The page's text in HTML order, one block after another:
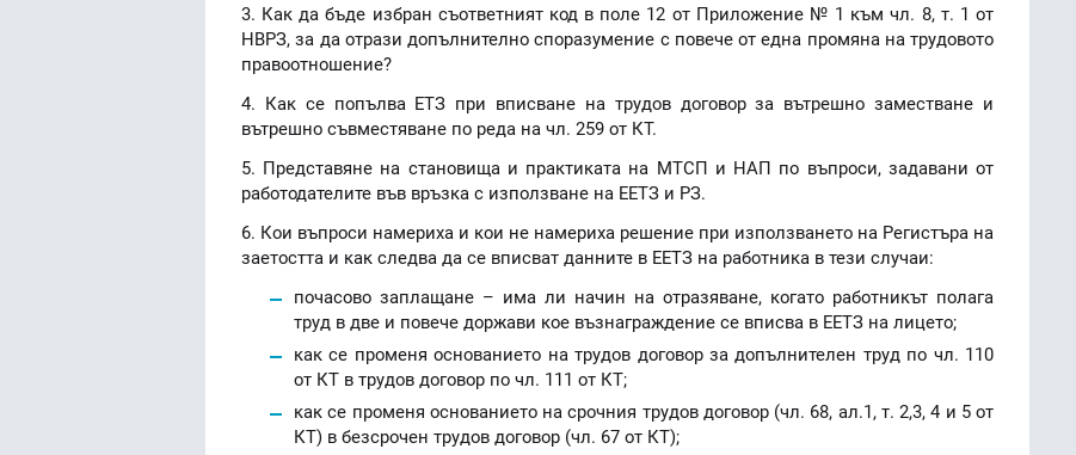
3. Как да бъде избран съответният код в поле 12 от Приложение № 1 към чл. 8, т. 1 от
НВРЗ, за да отрази допълнително споразумение с повече от една промяна на трудовото
правоотношение?
4. Как се попълва ЕТЗ при вписване на трудов договор за вътрешно заместване и
вътрешно съвместяване по реда на чл. 259 от КТ.
5. Представяне на становища и практиката на МТСП и НАП по въпроси, задавани от
работодателите във връзка с използване на ЕЕТЗ и РЗ.
6. Кои въпроси намериха и кои не намериха решение при използването на Регистъра на
заетостта и как следва да се вписват данните в ЕЕТЗ на работника в тези случаи:
почасово заплащане – има ли начин на отразяване, когато работникът полага
труд в две и повече доржави кое възнаграждение се вписва в ЕЕТЗ на лицето;
как се променя основанието на трудов договор за допълнителен труд по чл. 110
от КТ в трудов договор по чл. 111 от КТ;
как се променя основанието на срочния трудов договор (чл. 68, ал.1, т. 2,3, 4 и 5 от
КТ) в безсрочен трудов договор (чл. 67 от КТ);